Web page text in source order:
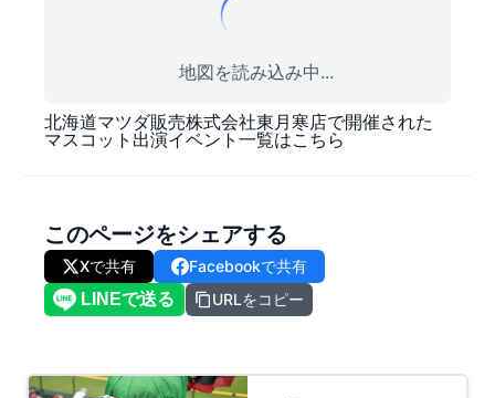
地図を読み込み中...
北海道マツダ販売株式会社東月寒店で開催された
マスコット出演イベント一覧はこちら
このページをシェアする
Xで共有
Facebookで共有
URLをコピー